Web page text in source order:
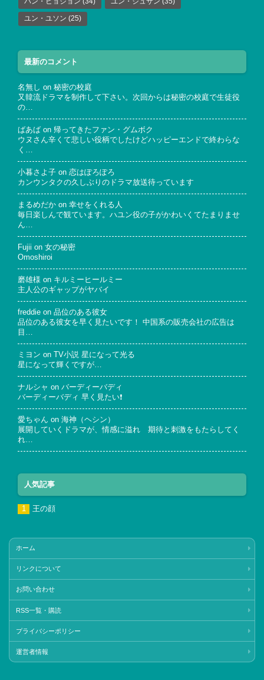
ユン・ユソン (25)
最新のコメント
名無し on 秘密の校庭
又韓流ドラマを制作して下さい。次回からは秘密の校庭で生徒役
の…
ばあば on 帰ってきたファン・グムボク
ウヌさん辛くて悲しい役柄でしたけどハッピーエンドで終わらな
く…
小暮さよ子 on 恋はぽろぽろ
カンウンタクの久しぶりのドラマ放送待っています
まるめだか on 幸せをくれる人
毎日楽しんで観ています。ハユン役の子がかわいくてたまりませ
ん…
Fujii on 女の秘密
Omoshiroi
磨雄様 on キルミーヒールミー
主人公のギャップがヤバイ
freddie on 品位のある彼女
品位のある彼女を早く見たいです！ 中国系の販売会社の広告は
目…
ミヨン on
TV小説 星になって光る
星になって輝くですが…
ナルシャ on バーディーバディ
バーディーバディ 早く見たい❗
愛ちゃん on 海神（ヘシン）
展開していくドラマが、情感に溢れ 期待と刺激をもたらしてく
れ…
人気記事
王の顔
ホーム
リンクについて
お問い合わせ
RSS一覧・購読
プライバシーポリシー
運営者情報